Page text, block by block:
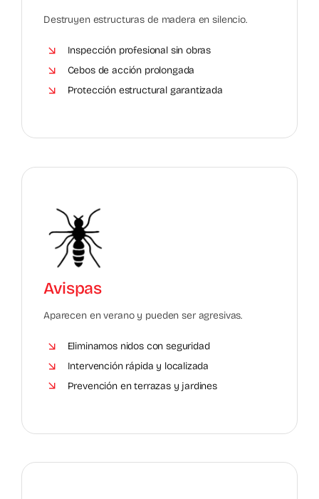
Destruyen estructuras de madera en silencio.
Inspección profesional sin obras
Cebos de acción prolongada
Protección estructural garantizada
Avispas
Aparecen en verano y pueden ser agresivas.
Eliminamos nidos con seguridad
Intervención rápida y localizada
Prevención en terrazas y jardines